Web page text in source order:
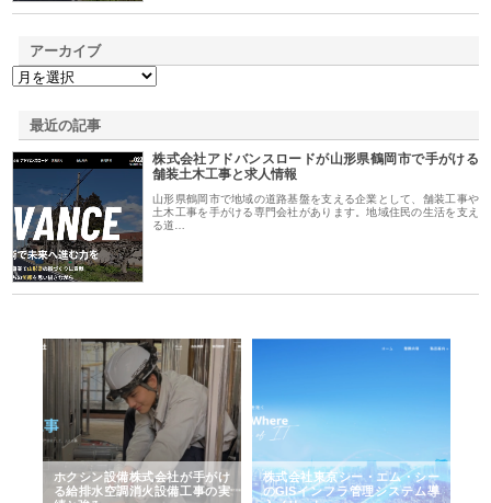
アーカイブ
最近の記事
株式会社アドバンスロードが山形県鶴岡市で手がける
舗装土木工事と求人情報
山形県鶴岡市で地域の道路基盤を支える企業として、舗装工事や
土木工事を手がける専門会社があります。地域住民の生活を支え
る道…
ホクシン設備株式会社が手がけ
る給排水空調消火設備工事の実
株式会社東京シー・エム・シー
のGISインフラ管理システム導